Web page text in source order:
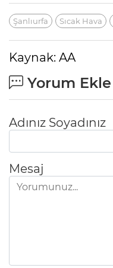
Şanlıurfa Sıcak Hava
Kaynak: AA
Yorum Ekle
Adınız Soyadınız
Mesaj